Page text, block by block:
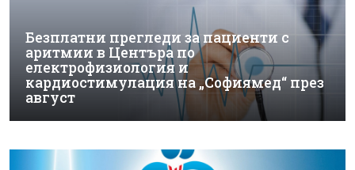
Безплатни прегледи за пациенти с
аритмии в Центъра по
електрофизиология и
кардиостимулация на „Софиямед“ през
август